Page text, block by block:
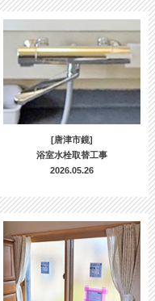
[唐津市鏡]
浴室水栓取替工事
2026.05.26